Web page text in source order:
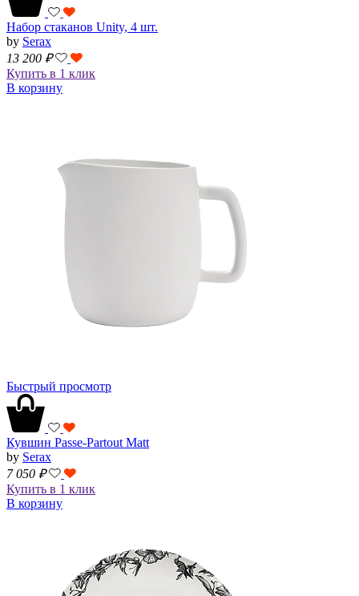
Набор стаканов Unity, 4 шт.
by Serax
13 200 ₽
Купить в 1 клик
В корзину
Быстрый просмотр
Кувшин Passe-Partout Matt
by Serax
7 050 ₽
Купить в 1 клик
В корзину